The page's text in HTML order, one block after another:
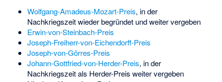
Wolfgang-Amadeus-Mozart-Preis, in der
Nachkriegszeit wieder begründet und weiter vergeben
Erwin-von-Steinbach-Preis
Joseph-Freiherr-von-Eichendorff-Preis
Joseph-von-Görres-Preis
Johann-Gottfried-von-Herder-Preis, in der
Nachkriegszeit als Herder-Preis weiter vergeben